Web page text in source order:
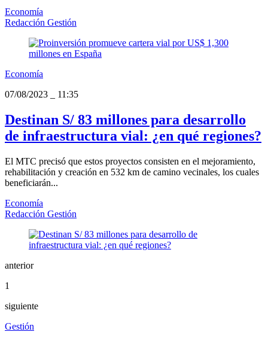
Economía
Redacción Gestión
Economía
07/08/2023
11:35
Destinan S/ 83 millones para desarrollo
de infraestructura vial: ¿en qué regiones?
El MTC precisó que estos proyectos consisten en el mejoramiento,
rehabilitación y creación en 532 km de camino vecinales, los cuales
beneficiarán...
Economía
Redacción Gestión
anterior
1
siguiente
Gestión